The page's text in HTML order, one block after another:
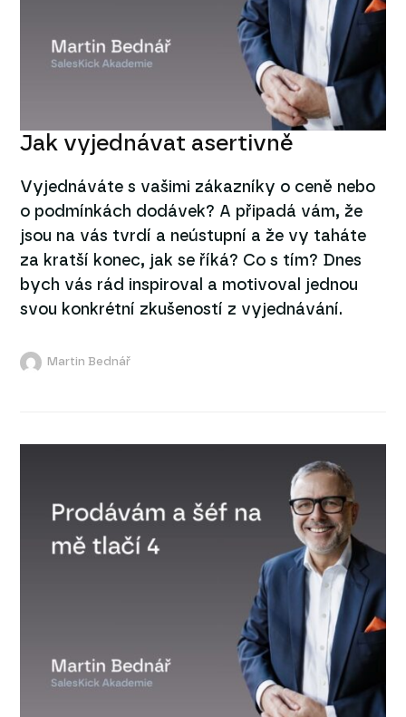
Jak vyjednávat asertivně
Vyjednáváte s vašimi zákazníky o ceně nebo
o podmínkách dodávek? A připadá vám, že
jsou na vás tvrdí a neústupní a že vy taháte
za kratší konec, jak se říká? Co s tím? Dnes
bych vás rád inspiroval a motivoval jednou
svou konkrétní zkušeností z vyjednávání.
Martin Bednář